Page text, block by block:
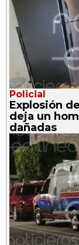
Policial
Explosión
deja un
dañadas